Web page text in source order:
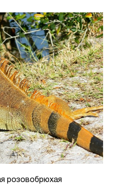
розовобрюхая